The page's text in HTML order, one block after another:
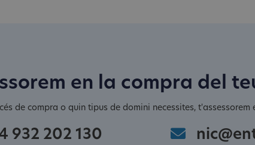
en la compra del
de compra o quin tipus de domini necessites,
932 202 130